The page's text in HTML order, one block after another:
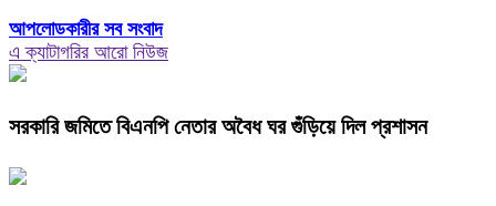
আপলোডকারীর সব সংবাদ
এ ক্যাটাগরির আরো নিউজ
সরকারি জমিতে বিএনপি নেতার অবৈধ ঘর গুঁড়িয়ে দিল প্রশাসন